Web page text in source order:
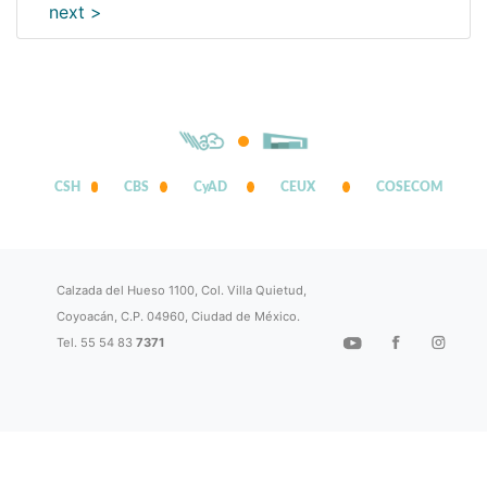
next >
CSH CBS CyAD CEUX COSECOM
Calzada del Hueso 1100, Col. Villa Quietud,
Coyoacán, C.P. 04960, Ciudad de México.
Tel. 55 54 837371